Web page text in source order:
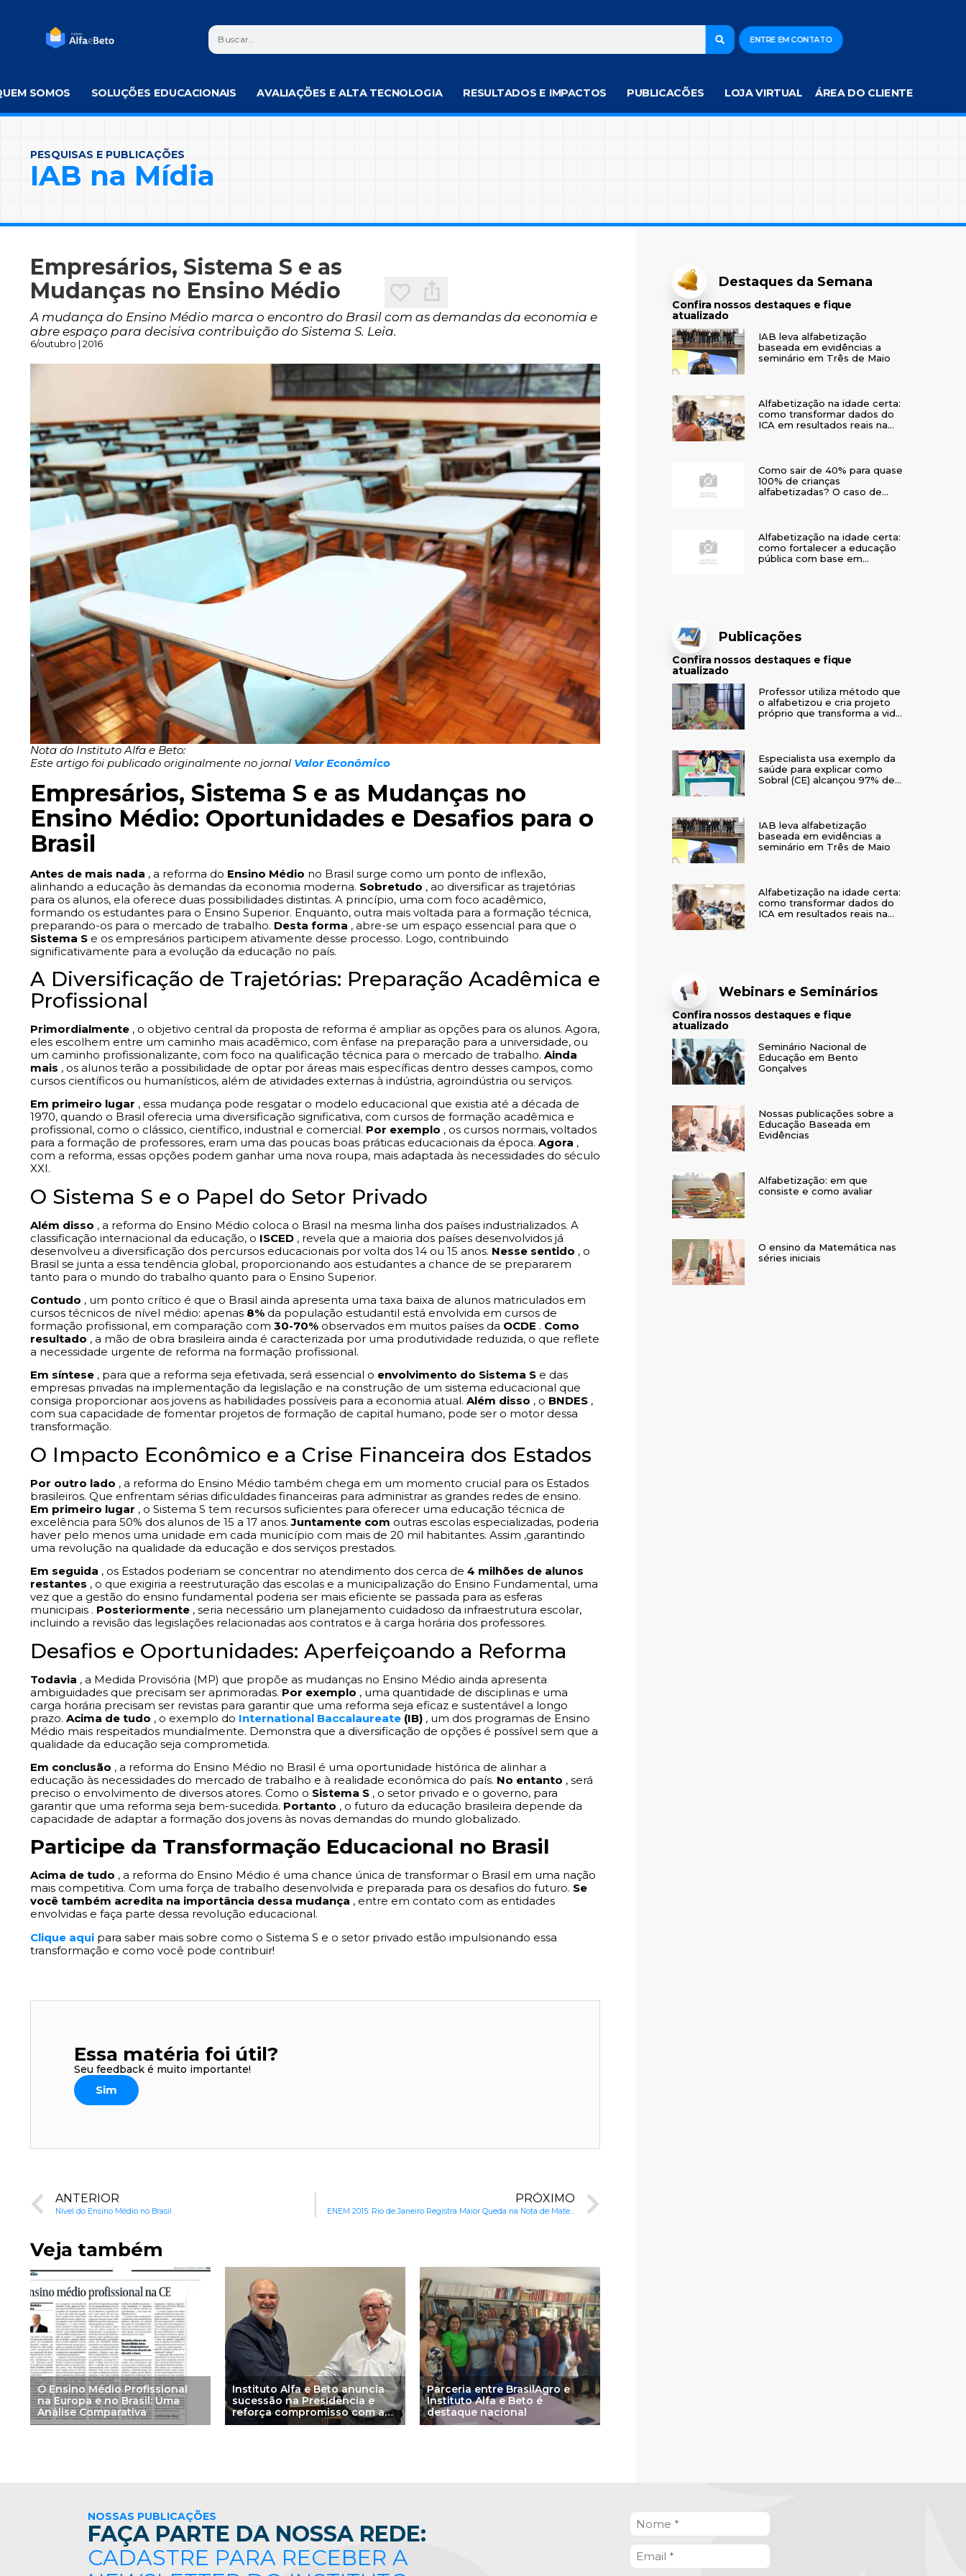
ENTRE EM CONTATO
SOMOS SOLUÇÕES EDUCACIONAIS AVALIAÇÕES E ALTA TECNOLOGIA RESULTADOS E IMPACTOS PUBLICACÕES LOJA VIRTUAL ÁREA DO CLIENTE
PESQUISAS E PUBLICAÇÕES
IAB na Mídia
Empresários, Sistema S e as
Mudanças no Ensino Médio
A mudança do Ensino Médio marca o encontro do Brasil com as demandas da economia e
abre espaço para decisiva contribuição do Sistema S. Leia.
6/outubro | 2016
Nota do Instituto Alfa e Beto:
Este artigo foi publicado originalmente no jornal Valor Econômico
Empresários, Sistema S e as Mudanças no
Ensino Médio: Oportunidades e Desafios para o
Brasil
Antes de mais nada , a reforma do Ensino Médio no Brasil surge como um ponto de inflexão,
alinhando a educação às demandas da economia moderna. Sobretudo , ao diversificar as trajetórias
para os alunos, ela oferece duas possibilidades distintas. A princípio, uma com foco acadêmico,
formando os estudantes para o Ensino Superior. Enquanto, outra mais voltada para a formação técnica,
preparando-os para o mercado de trabalho. Desta forma , abre-se um espaço essencial para que o
Sistema S e os empresários participem ativamente desse processo. Logo, contribuindo
significativamente para a evolução da educação no país.
A Diversificação de Trajetórias: Preparação Acadêmica e
Profissional
Primordialmente , o objetivo central da proposta de reforma é ampliar as opções para os alunos. Agora,
eles escolhem entre um caminho mais acadêmico, com ênfase na preparação para a universidade, ou
um caminho profissionalizante, com foco na qualificação técnica para o mercado de trabalho. Ainda
mais , os alunos terão a possibilidade de optar por áreas mais específicas dentro desses campos, como
cursos científicos ou humanísticos, além de atividades externas à indústria, agroindústria ou serviços.
Em primeiro lugar , essa mudança pode resgatar o modelo educacional que existia até a década de
1970, quando o Brasil oferecia uma diversificação significativa, com cursos de formação acadêmica e
profissional, como o clássico, científico, industrial e comercial. Por exemplo , os cursos normais, voltados
para a formação de professores, eram uma das poucas boas práticas educacionais da época. Agora ,
com a reforma, essas opções podem ganhar uma nova roupa, mais adaptada às necessidades do século
XXI.
O Sistema S e o Papel do Setor Privado
Além disso , a reforma do Ensino Médio coloca o Brasil na mesma linha dos países industrializados. A
classificação internacional da educação, o ISCED , revela que a maioria dos países desenvolvidos já
desenvolveu a diversificação dos percursos educacionais por volta dos 14 ou 15 anos. Nesse sentido , o
Brasil se junta a essa tendência global, proporcionando aos estudantes a chance de se prepararem
tanto para o mundo do trabalho quanto para o Ensino Superior.
Contudo , um ponto crítico é que o Brasil ainda apresenta uma taxa baixa de alunos matriculados em
cursos técnicos de nível médio: apenas 8% da população estudantil está envolvida em cursos de
formação profissional, em comparação com 30-70% observados em muitos países da OCDE . Como
resultado , a mão de obra brasileira ainda é caracterizada por uma produtividade reduzida, o que reflete
a necessidade urgente de reforma na formação profissional.
Em síntese , para que a reforma seja efetivada, será essencial o envolvimento do Sistema S e das
empresas privadas na implementação da legislação e na construção de um sistema educacional que
consiga proporcionar aos jovens as habilidades possíveis para a economia atual. Além disso , o BNDES ,
com sua capacidade de fomentar projetos de formação de capital humano, pode ser o motor dessa
transformação.
O Impacto Econômico e a Crise Financeira dos Estados
Por outro lado , a reforma do Ensino Médio também chega em um momento crucial para os Estados
brasileiros. Que enfrentam sérias dificuldades financeiras para administrar as grandes redes de ensino.
Em primeiro lugar , o Sistema S tem recursos suficientes para oferecer uma educação técnica de
excelência para 50% dos alunos de 15 a 17 anos.Juntamente com outras escolas especializadas, poderia
haver pelo menos uma unidade em cada município com mais de 20 mil habitantes. Assim ,garantindo
uma revolução na qualidade da educação e dos serviços prestados.
Em seguida , os Estados poderiam se concentrar no atendimento dos cerca de 4 milhões de alunos
restantes , o que exigiria a reestruturação das escolas e a municipalização do Ensino Fundamental, uma
vez que a gestão do ensino fundamental poderia ser mais eficiente se passada para as esferas
municipais . Posteriormente , seria necessário um planejamento cuidadoso da infraestrutura escolar,
incluindo a revisão das legislações relacionadas aos contratos e à carga horária dos professores.
Desafios e Oportunidades: Aperfeiçoando a Reforma
Todavia , a Medida Provisória (MP) que propõe as mudanças no Ensino Médio ainda apresenta
ambiguidades que precisam ser aprimoradas. Por exemplo , uma quantidade de disciplinas e uma
carga horária precisam ser revistas para garantir que uma reforma seja eficaz e sustentável a longo
prazo. Acima de tudo , o exemplo do International Baccalaureate (IB) , um dos programas de Ensino
Médio mais respeitados mundialmente. Demonstra que a diversificação de opções é possível sem que a
qualidade da educação seja comprometida.
Em conclusão , a reforma do Ensino Médio no Brasil é uma oportunidade histórica de alinhar a
educação às necessidades do mercado de trabalho e à realidade econômica do país. No entanto , será
preciso o envolvimento de diversos atores. Como o Sistema S , o setor privado e o governo, para
garantir que uma reforma seja bem-sucedida. Portanto , o futuro da educação brasileira depende da
capacidade de adaptar a formação dos jovens às novas demandas do mundo globalizado.
Participe da Transformação Educacional no Brasil
Acima de tudo , a reforma do Ensino Médio é uma chance única de transformar o Brasil em uma nação
mais competitiva. Com uma força de trabalho desenvolvida e preparada para os desafios do futuro. Se
você também acredita na importância dessa mudança , entre em contato com as entidades
envolvidas e faça parte dessa revolução educacional.
Clique aqui para saber mais sobre como o Sistema S e o setor privado estão impulsionando essa
transformação e como você pode contribuir!
Essa matéria foi útil?
Seu feedback é muito importante!
Sim
ANTERIOR
Nível do Ensino Médio no Brasil
PRÓXIMO
ENEM 2015: Rio de Janeiro Registra Maior Queda na Nota de Matemática
Veja também
O Ensino Médio Profissional
na Europa e no Brasil: Uma
Análise Comparativa
Instituto Alfa e Beto anuncia
sucessão na Presidência e
reforça compromisso com a
aprendizagem baseada na
Parceria entre BrasilAgro e
Instituto Alfa e Beto é
destaque nacional
Destaques da Semana
Confira nossos destaques e fique
atualizado
IAB leva alfabetização
baseada em evidências a
seminário em Três de Maio
Alfabetização na idade certa:
como transformar dados do
ICA em resultados reais na
Como sair de 40% para quase
100% de crianças
alfabetizadas? O caso de
Alfabetização na idade certa:
como fortalecer a educação
pública com base em
Publicações
Confira nossos destaques e fique
atualizado
Professor utiliza método que
o alfabetizou e cria projeto
próprio que transforma a vida
Especialista usa exemplo da
saúde para explicar como
Sobral (CE) alcançou 97% de
IAB leva alfabetização
baseada em evidências a
seminário em Três de Maio
Alfabetização na idade certa:
como transformar dados do
ICA em resultados reais na
Webinars e Seminários
Confira nossos destaques e fique
atualizado
Seminário Nacional de
Educação em Bento
Gonçalves
Nossas publicações sobre a
Educação Baseada em
Evidências
Alfabetização: em que
consiste e como avaliar
O ensino da Matemática nas
séries iniciais
NOSSAS PUBLICAÇÕES
FAÇA PARTE DA NOSSA REDE:
CADASTRE PARA RECEBER A